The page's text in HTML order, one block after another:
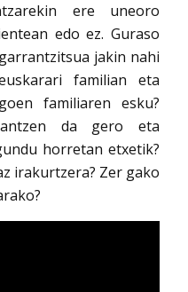
ere uneoro
edo ez. Guraso
jakin nahi
familian eta
familiaren esku?
da gero eta
horretan etxetik?
irakurtzera? Zer gako